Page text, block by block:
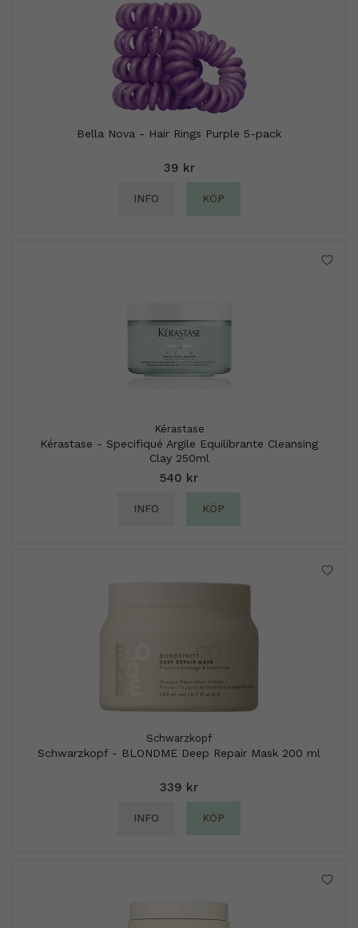
Bella Nova - Hair Rings Purple 5-pack
39 kr
INFO KÖP
Kérastase
Kérastase - Specifiqué Argile Equilibrante Cleansing
Clay 250ml
540 kr
INFO KÖP
Schwarzkopf
Schwarzkopf - BLONDME Deep Repair Mask 200 ml
339 kr
INFO KÖP